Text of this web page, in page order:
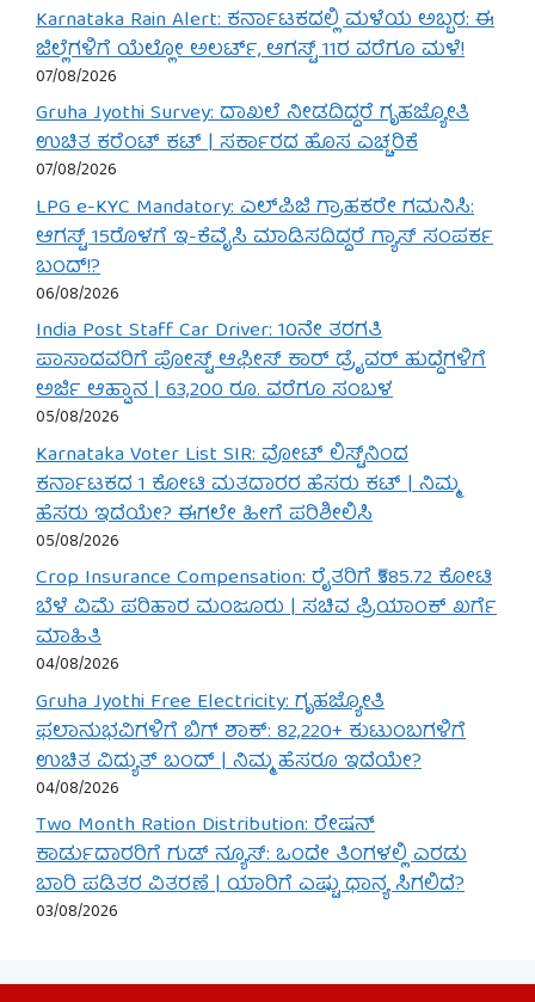
Karnataka Rain Alert: ಕರ್ನಾಟಕದಲ್ಲಿ ಮಳೆಯ ಅಬ್ಬರ: ಈ
ಜಿಲ್ಲೆಗಳಿಗೆ ಯೆಲ್ಲೋ ಅಲರ್ಟ್, ಆಗಸ್ಟ್ 11ರ ವರೆಗೂ ಮಳೆ!
07/08/2026
Gruha Jyothi Survey: ದಾಖಲೆ ನೀಡದಿದ್ದರೆ ಗೃಹಜ್ಯೋತಿ
ಉಚಿತ ಕರೆಂಟ್ ಕಟ್ | ಸರ್ಕಾರದ ಹೊಸ ಎಚ್ಚರಿಕೆ
07/08/2026
LPG e-KYC Mandatory: ಎಲ್‌ಪಿಜಿ ಗ್ರಾಹಕರೇ ಗಮನಿಸಿ:
ಆಗಸ್ಟ್ 15ರೊಳಗೆ ಇ-ಕೆವೈಸಿ ಮಾಡಿಸದಿದ್ದರೆ ಗ್ಯಾಸ್ ಸಂಪರ್ಕ
ಬಂದ್!?
06/08/2026
India Post Staff Car Driver: 10ನೇ ತರಗತಿ
ಪಾಸಾದವರಿಗೆ ಪೋಸ್ಟ್ ಆಫೀಸ್ ಕಾರ್ ಡ್ರೈವರ್ ಹುದ್ದೆಗಳಿಗೆ
ಅರ್ಜಿ ಆಹ್ವಾನ | 63,200 ರೂ. ವರೆಗೂ ಸಂಬಳ
05/08/2026
Karnataka Voter List SIR: ವೋಟ್ ಲಿಸ್ಟ್‌ನಿಂದ
ಕರ್ನಾಟಕದ 1 ಕೋಟಿ ಮತದಾರರ ಹೆಸರು ಕಟ್ | ನಿಮ್ಮ
ಹೆಸರು ಇದೆಯೇ? ಈಗಲೇ ಹೀಗೆ ಪರಿಶೀಲಿಸಿ
05/08/2026
Crop Insurance Compensation: ರೈತರಿಗೆ ₹585.72 ಕೋಟಿ
ಬೆಳೆ ವಿಮೆ ಪರಿಹಾರ ಮಂಜೂರು | ಸಚಿವ ಪ್ರಿಯಾಂಕ್ ಖರ್ಗೆ
ಮಾಹಿತಿ
04/08/2026
Gruha Jyothi Free Electricity: ಗೃಹಜ್ಯೋತಿ
ಫಲಾನುಭವಿಗಳಿಗೆ ಬಿಗ್ ಶಾಕ್: 82,220+ ಕುಟುಂಬಗಳಿಗೆ
ಉಚಿತ ವಿದ್ಯುತ್ ಬಂದ್ | ನಿಮ್ಮ ಹೆಸರೂ ಇದೆಯೇ?
04/08/2026
Two Month Ration Distribution: ರೇಷನ್
ಕಾರ್ಡುದಾರರಿಗೆ ಗುಡ್ ನ್ಯೂಸ್: ಒಂದೇ ತಿಂಗಳಲ್ಲಿ ಎರಡು
ಬಾರಿ ಪಡಿತರ ವಿತರಣೆ | ಯಾರಿಗೆ ಎಷ್ಟು ಧಾನ್ಯ ಸಿಗಲಿದೆ?
03/08/2026